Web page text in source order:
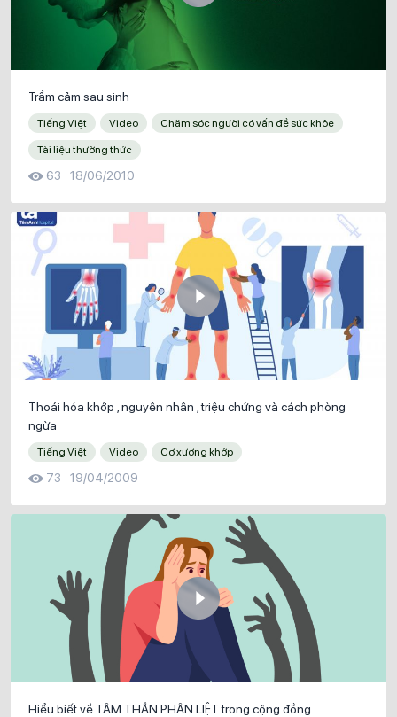
Trầm cảm sau sinh
Tiếng Việt Video Chăm sóc người có vấn đề sức khỏe
Tài liệu thường thức
63 18/06/2010
Thoái hóa khớp , nguyên nhân , triệu chứng và cách phòng
ngừa
Tiếng Việt Video Cơ xương khớp
73 19/04/2009
Hiểu biết về TÂM THẦN PHÂN LIỆT trong cộng đồng